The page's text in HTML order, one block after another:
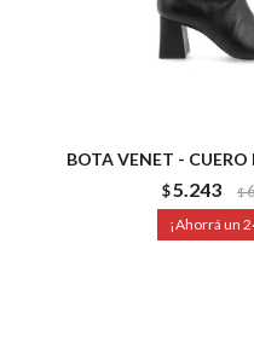
BOTA VENET -
$5.243 $